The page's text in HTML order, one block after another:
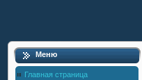
Меню
Главная страница